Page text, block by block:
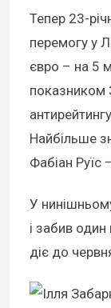
Тепер 23-
перемогу у
євро – на 5
показником
Найбільше
Фабіан Руїс
У
і забив
діє до